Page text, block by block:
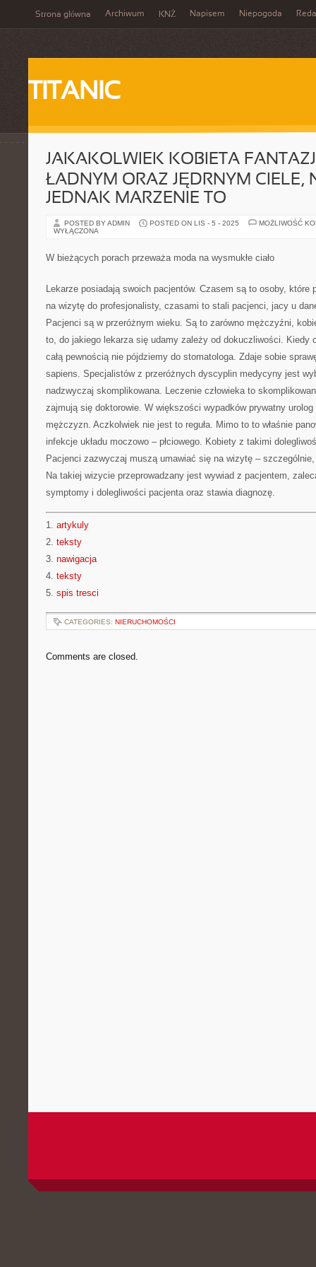
Strona główna Archiwum KNŻ Napisem Niepogoda
TITANIC
JAKAKOLWIEK KOBIETA
ŁADNYM ORAZ JĘDRNYM CIELE,
JEDNAK MARZENIE TO
POSTED BY ADMIN POSTED ON LIS - 5 - 2025
MOŻLIWOŚĆ
WYŁĄCZONA
W bieżących porach przeważa moda na wysmukłe ciało
Lekarze posiadają swoich pacjentów. Czasem są to osoby, które
na wizytę do profesjonalisty, czasami to stali pacjenci, jacy u
Pacjenci są w przeróżnym wieku. Są to zarówno mężczyźni,
to, do jakiego lekarza się udamy zależy od dokuczliwości. Kiedy
całą pewnością nie pójdziemy do stomatologa. Zdaje sobie
sapiens. Specjalistów z przeróżnych dyscyplin medycyny jest
nadzwyczaj skomplikowana. Leczenie człowieka to
zajmują się doktorowie. W większości wypadków prywatny urolog
mężczyzn. Aczkolwiek nie jest to reguła. Mimo to to właśnie
infekcje układu moczowo – płciowego. Kobiety z takimi
Pacjenci zazwyczaj muszą umawiać się na wizytę –
Na takiej wizycie przeprowadzany jest wywiad z pacjentem,
symptomy i dolegliwości pacjenta oraz stawia diagnozę.
1. artykuly
2. teksty
3. nawigacja
4. teksty
5. spis tresci
CATEGORIES: NIERUCHOMOŚCI
Comments are closed.